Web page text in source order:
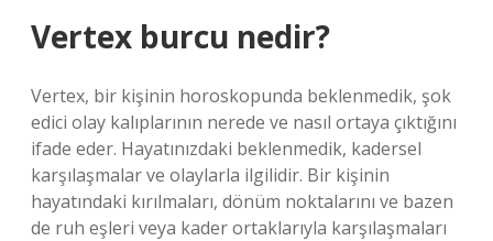
Vertex burcu nedir?
Vertex, bir kişinin horoskopunda beklenmedik, şok
edici olay kalıplarının nerede ve nasıl ortaya çıktığını
ifade eder. Hayatınızdaki beklenmedik, kadersel
karşılaşmalar ve olaylarla ilgilidir. Bir kişinin
hayatındaki kırılmaları, dönüm noktalarını ve bazen
de ruh eşleri veya kader ortaklarıyla karşılaşmaları